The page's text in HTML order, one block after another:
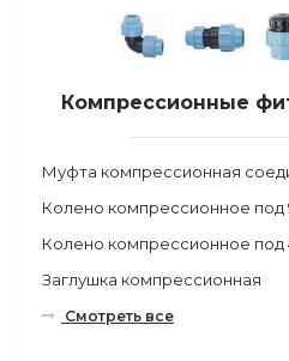
Компрессионные
Муфта компрессионная
Колено компрессионное под
Колено компрессионное под
Заглушка компрессионная
Смотреть все